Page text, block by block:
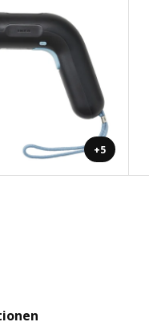
+5